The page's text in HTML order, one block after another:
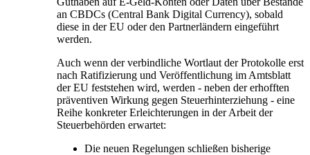
an CBDCs (Central Bank Digital Currency), sobald
diese in der EU oder den Partnerländern eingeführt
werden.
Auch wenn der verbindliche Wortlaut der Protokolle erst
nach Ratifizierung und Veröffentlichung im Amtsblatt
der EU feststehen wird, werden - neben der erhofften
präventiven Wirkung gegen Steuerhinterziehung - eine
Reihe konkreter Erleichterungen in der Arbeit der
Steuerbehörden erwartet:
Die neuen Regelungen schließen bisherige